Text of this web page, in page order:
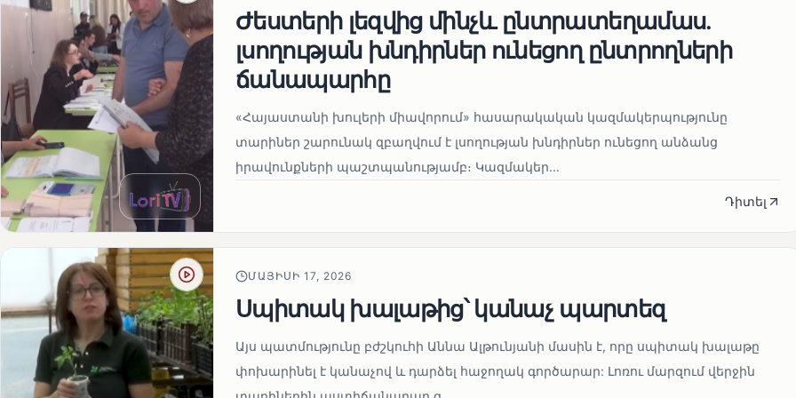
Ժեստերի լեզվից մինչև ընտրատեղամաս.
լսողության խնդիրներ ունեցող ընտրողների
ճանապարհը
«Հայաստանի խուլերի միավորում» հասարակական կազմակերպությունը
տարիներ շարունակ զբաղվում է լսողության խնդիրներ ունեցող անձանց
իրավունքների պաշտպանությամբ։ Կազմակեր...
Դիտել
ՄԱՅԻՍԻ 17, 2026
Սպիտակ խալաթից՝ կանաչ պարտեզ
Այս պատմությունը բժշկուհի Աննա Ալթունյանի մասին է, որը սպիտակ խալաթը
փոխարինել է կանաչով և դարձել հաջողակ գործարար: Լոռու մարզում վերջին